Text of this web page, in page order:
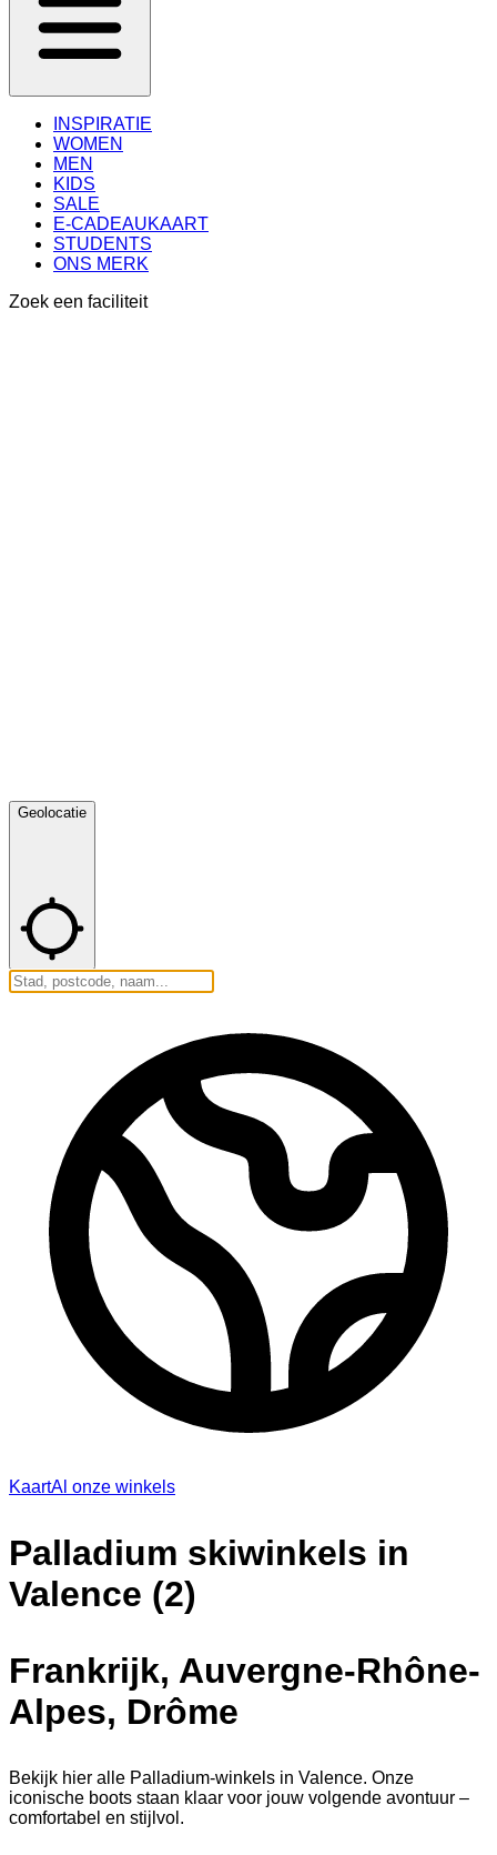
INSPIRATIE
WOMEN
MEN
KIDS
SALE
E-CADEAUKAART
STUDENTS
ONS MERK
Zoek een faciliteit
Geolocatie
KaartAl onze winkels
Palladium skiwinkels in
Valence (2)
Frankrijk, Auvergne-Rhône-
Alpes, Drôme
Bekijk hier alle Palladium-winkels in Valence. Onze
iconische boots staan klaar voor jouw volgende avontuur –
comfortabel en stijlvol.